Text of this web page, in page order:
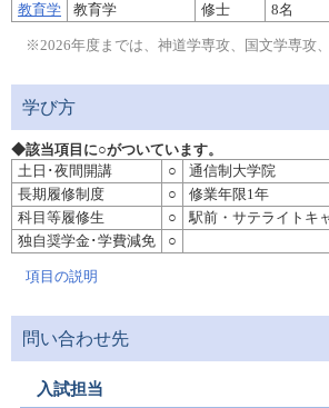
教育学
教育学 修士 8名
※2026年度までは、神道学専攻、国文学専攻
学び方
◆該当項目に○がついています。
土日･夜間開講
○
通信制大学院
長期履修制度
○
修業年限1年
科目等履修生
○
駅前・サテライトキ
独自奨学金･学費減免
○
項目の説明
問い合わせ先
入試担当